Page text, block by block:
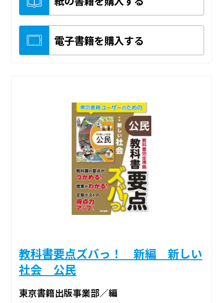
電子書籍を購入する
教科書要点ズバっ！ 新編 新しい
社会 公民
東京書籍出版事業部／編